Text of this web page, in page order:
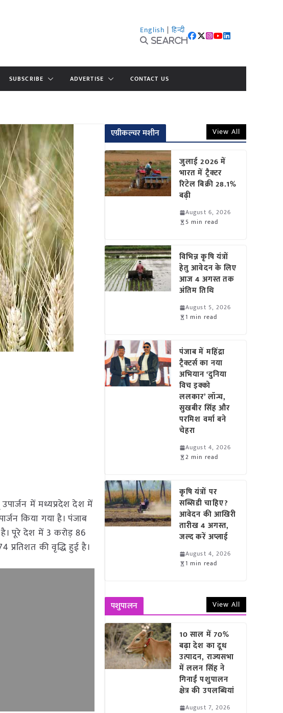
English | हिन्दी
Search
SUBSCRIBE ADVERTISE CONTACT US
में मध्यप्रदेश देश में
किया गया है। पंजाब
है। पूरे देश में 3 करोड़ 86
प्रतिशत की वृद्धि हुई है।
एग्रीकल्चर मशीन View All
जुलाई 2026 में
भारत में ट्रैक्टर
रिटेल बिक्री 28.1%
बढ़ी
August 6, 2026
5 min read
विभिन्न कृषि यंत्रों
हेतु आवेदन के लिए
आज 4 अगस्त तक
अंतिम तिथि
August 5, 2026
1 min read
पंजाब में महिंद्रा
ट्रैक्टर्स का नया
अभियान ‘दुनिया
विच इक्को
ललकार’ लॉन्च,
सुखबीर सिंह और
परमिश वर्मा बने
चेहरा
August 4, 2026
2 min read
कृषि यंत्रों पर
सब्सिडी चाहिए?
आवेदन की आखिरी
तारीख 4 अगस्त,
जल्द करें अप्लाई
August 4, 2026
1 min read
पशुपालन View All
10 साल में 70%
बढ़ा देश का दूध
उत्पादन, राज्यसभा
में ललन सिंह ने
गिनाईं पशुपालन
क्षेत्र की उपलब्धियां
August 7, 2026